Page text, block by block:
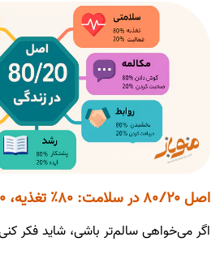
اصل ۸۰/۲۰ در سلامت: ۸۰٪ تغذیه، ۲۰٪ فعالیت